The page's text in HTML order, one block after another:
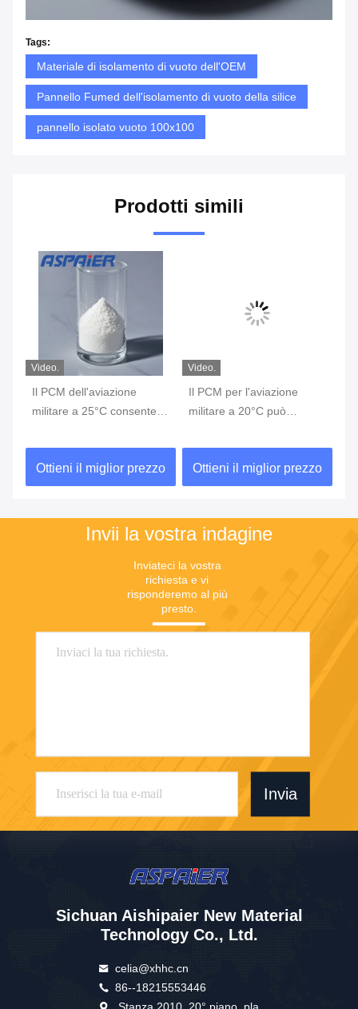
Tags:
Materiale di isolamento di vuoto dell'OEM
Pannello Fumed dell'isolamento di vuoto della silice
pannello isolato vuoto 100x100
Prodotti simili
Video.
Il PCM dell'aviazione
militare a 25°C consente
efficace della temperatura
dell'attrezzatura
Ottieni il miglior prezzo
Video.
Il PCM per l'aviazione
militare a 20°C può
assorbire calore e
prevenire il
surriscaldamento delle
Ottieni il miglior prezzo
Invii la vostra indagine
Inviateci la vostra
richiesta e vi
risponderemo al più
presto.
Invia
Sichuan Aishipaier New Material
Technology Co., Ltd.
celia@xhhc.cn
86--18215553446